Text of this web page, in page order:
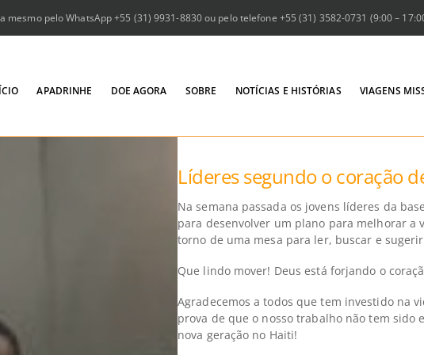
mesmo pelo WhatsApp +55 (31) 9931-8830 ou pelo telefone +55 (31) 3582-0731 (9:00 –
APADRINHE DOE AGORA SOBRE NOTÍCIAS E HISTÓRIAS VIAGENS
Líderes segundo o coração
Na semana passada os jovens líderes da
para desenvolver um plano para melhorar a
torno de uma mesa para ler, buscar e
Que lindo mover! Deus está forjando o
Agradecemos a todos que tem investido na
prova de que o nosso trabalho não tem sido
nova geração no Haiti!